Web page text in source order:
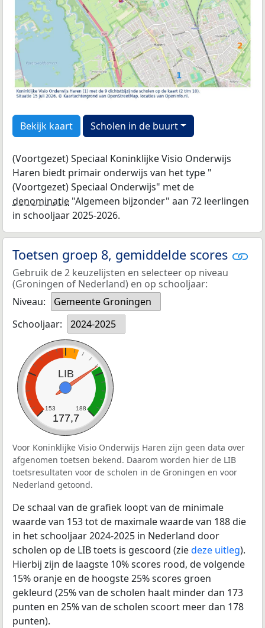
Bekijk kaart Scholen in de buurt
(Voortgezet) Speciaal Koninklijke Visio Onderwijs
Haren biedt primair onderwijs van het type "
(Voortgezet) Speciaal Onderwijs" met de
denominatie "Algemeen bijzonder" aan 72 leerlingen
in schooljaar 2025-2026.
Toetsen groep 8, gemiddelde scores
Gebruik de 2 keuzelijsten en selecteer op niveau
(Groningen of Nederland) en op schooljaar:
Niveau:
Gemeente Groningen
Schooljaar:
2024-2025
LIB
153 188
177,7
Voor Koninklijke Visio Onderwijs Haren zijn geen data over
afgenomen toetsen bekend. Daarom worden hier de LIB
toetsresultaten voor de scholen in de Groningen en voor
Nederland getoond.
De schaal van de grafiek loopt van de minimale
waarde van 153 tot de maximale waarde van 188 die
in het schooljaar 2024-2025 in Nederland door
scholen op de LIB toets is gescoord (ziedeze uitleg).
Hierbij zijn de laagste 10% scores rood, de volgende
15% oranje en de hoogste 25% scores groen
gekleurd (25% van de scholen haalt minder dan 173
punten en 25% van de scholen scoort meer dan 178
punten).